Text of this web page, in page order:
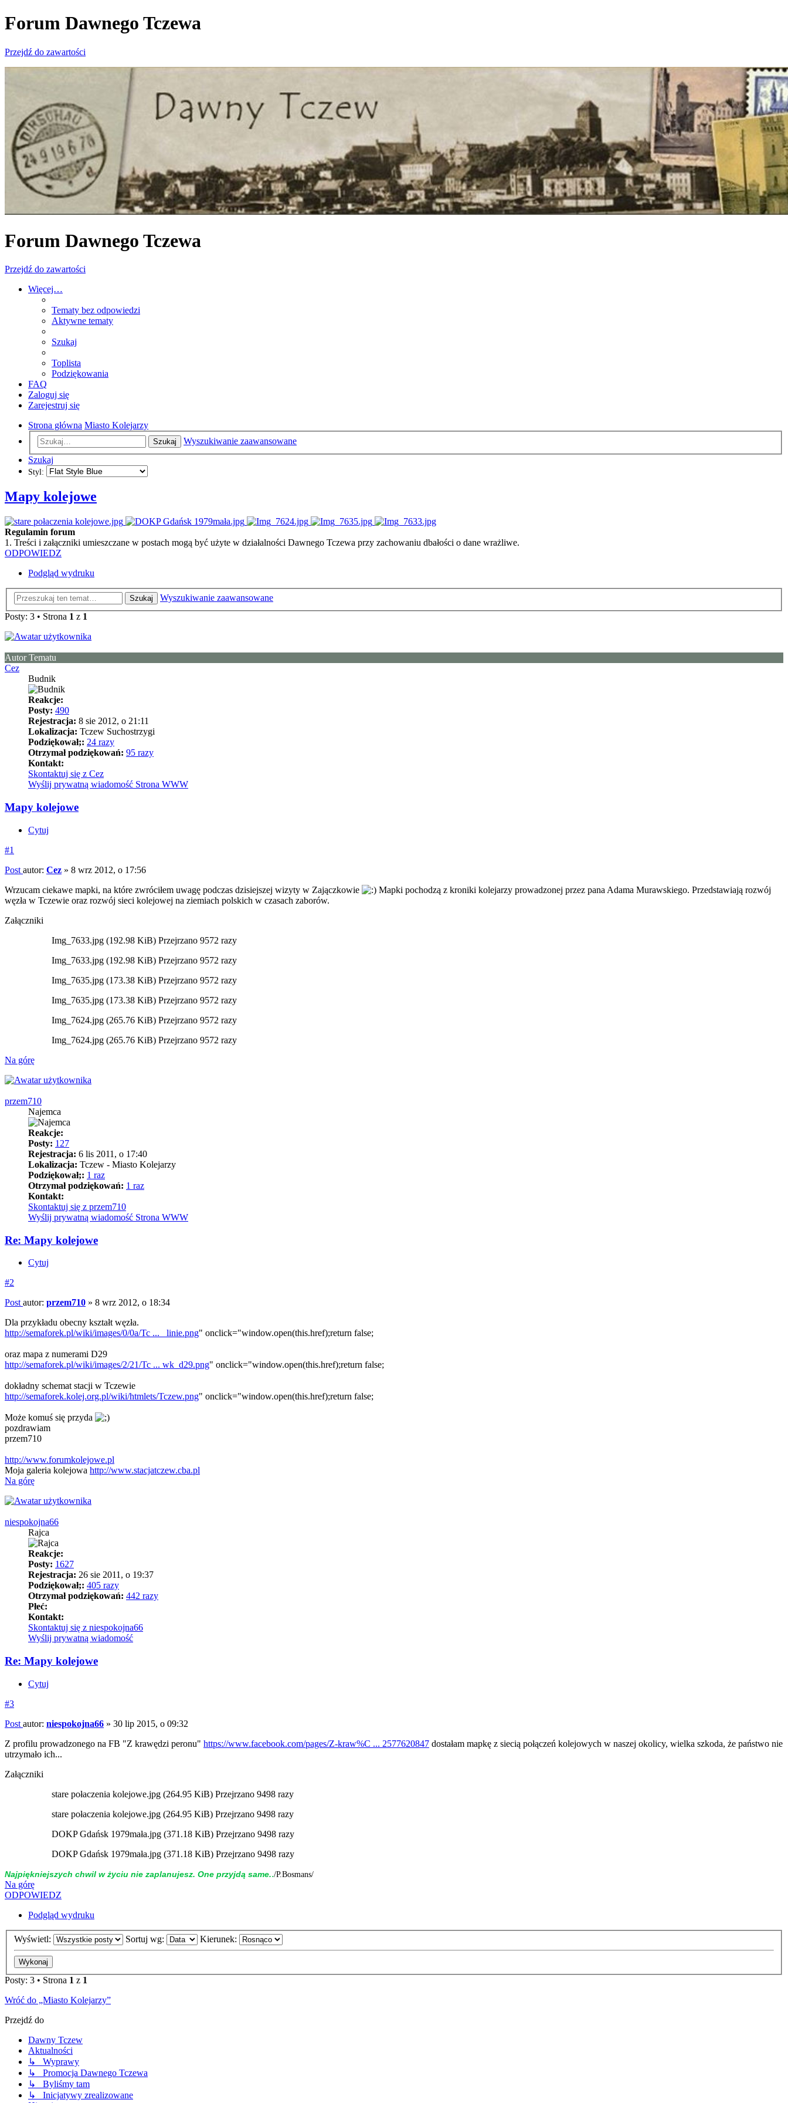
Forum Dawnego Tczewa
Przejdź do zawartości
Forum Dawnego Tczewa
Przejdź do zawartości
Więcej…
Tematy bez odpowiedzi
Aktywne tematy
Szukaj
Toplista
Podziękowania
FAQ
Zaloguj się
Zarejestruj się
Strona główna Miasto Kolejarzy
Szukaj
Wyszukiwanie zaawansowane
Szukaj
Styl:
Mapy kolejowe
Regulamin forum
1. Treści i załączniki umieszczane w postach mogą być użyte w działalności Dawnego Tczewa przy zachowaniu dbałości o dane wrażliwe.
ODPOWIEDZ
Podgląd wydruku
Szukaj
Wyszukiwanie zaawansowane
Posty: 3 • Strona 1 z 1
Autor Tematu
Cez
Budnik
Reakcje:
Posty: 490
Rejestracja: 8 sie 2012, o 21:11
Lokalizacja: Tczew Suchostrzygi
Podziękował;: 24 razy
Otrzymał podziękowań: 95 razy
Kontakt:
Skontaktuj się z Cez
Wyślij prywatną wiadomość Strona WWW
Mapy kolejowe
Cytuj
#1
Post autor: Cez » 8 wrz 2012, o 17:56
Wrzucam ciekawe mapki, na które zwróciłem uwagę podczas dzisiejszej wizyty w Zajączkowie
Mapki pochodzą z kroniki kolejarzy prowadzonej przez pana Adama Murawskiego. Przedstawiają rozwój
węzła w Tczewie oraz rozwój sieci kolejowej na ziemiach polskich w czasach zaborów.
Załączniki
Img_7633.jpg (192.98 KiB) Przejrzano 9572 razy
Img_7633.jpg (192.98 KiB) Przejrzano 9572 razy
Img_7635.jpg (173.38 KiB) Przejrzano 9572 razy
Img_7635.jpg (173.38 KiB) Przejrzano 9572 razy
Img_7624.jpg (265.76 KiB) Przejrzano 9572 razy
Img_7624.jpg (265.76 KiB) Przejrzano 9572 razy
Na górę
przem710
Najemca
Reakcje:
Posty: 127
Rejestracja: 6 lis 2011, o 17:40
Lokalizacja: Tczew - Miasto Kolejarzy
Podziękował;: 1 raz
Otrzymał podziękowań: 1 raz
Kontakt:
Skontaktuj się z przem710
Wyślij prywatną wiadomość Strona WWW
Re: Mapy kolejowe
Cytuj
#2
Post autor: przem710 » 8 wrz 2012, o 18:34
Dla przykładu obecny kształt węzła.
http://semaforek.pl/wiki/images/0/0a/Tc ... _linie.png" onclick="window.open(this.href);return false;
oraz mapa z numerami D29
http://semaforek.pl/wiki/images/2/21/Tc ... wk_d29.png" onclick="window.open(this.href);return false;
dokładny schemat stacji w Tczewie
http://semaforek.kolej.org.pl/wiki/htmlets/Tczew.png" onclick="window.open(this.href);return false;
Może komuś się przyda
pozdrawiam
przem710
http://www.forumkolejowe.pl
Moja galeria kolejowa http://www.stacjatczew.cba.pl
Na górę
niespokojna66
Rajca
Reakcje:
Posty: 1627
Rejestracja: 26 sie 2011, o 19:37
Podziękował;: 405 razy
Otrzymał podziękowań: 442 razy
Płeć:
Kontakt:
Skontaktuj się z niespokojna66
Wyślij prywatną wiadomość
Re: Mapy kolejowe
Cytuj
#3
Post autor: niespokojna66 » 30 lip 2015, o 09:32
Z profilu prowadzonego na FB "Z krawędzi peronu" https://www.facebook.com/pages/Z-kraw%C ... 2577620847 dostałam mapkę z siecią połączeń kolejowych w naszej okolicy, wielka szkoda, że państwo nie
utrzymało ich...
Załączniki
stare połaczenia kolejowe.jpg (264.95 KiB) Przejrzano 9498 razy
stare połaczenia kolejowe.jpg (264.95 KiB) Przejrzano 9498 razy
DOKP Gdańsk 1979mała.jpg (371.18 KiB) Przejrzano 9498 razy
DOKP Gdańsk 1979mała.jpg (371.18 KiB) Przejrzano 9498 razy
Naj­piękniej­szych chwil w życiu nie zap­la­nujesz. One przyjdą same../P.Bosmans/
Na górę
ODPOWIEDZ
Podgląd wydruku
Wyświetl: Sortuj wg: Kierunek:
Posty: 3 • Strona 1 z 1
Wróć do „Miasto Kolejarzy”
Przejdź do
Dawny Tczew
Aktualności
↳ Wyprawy
↳ Promocja Dawnego Tczewa
↳ Byliśmy tam
↳ Inicjatywy zrealizowane